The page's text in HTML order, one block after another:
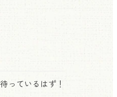
っているはず！